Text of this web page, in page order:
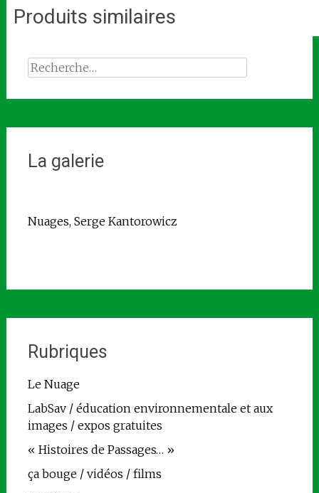
Produits similaires
Rechercher :
La galerie
Nuages, Serge Kantorowicz
Rubriques
Le Nuage
LabSav / éducation environnementale et aux
images / expos gratuites
« Histoires de Passages… »
ça bouge / vidéos / films